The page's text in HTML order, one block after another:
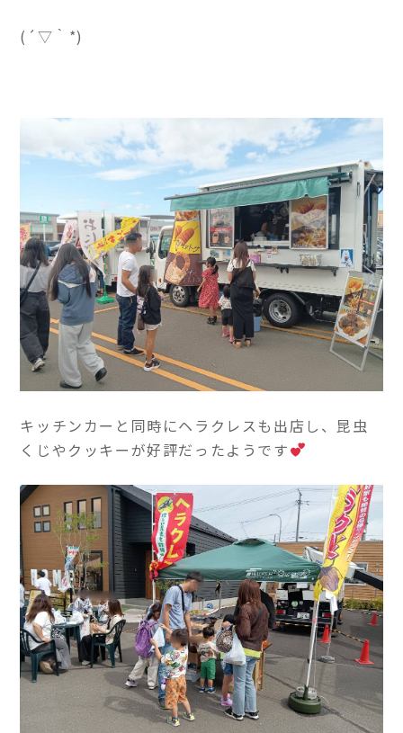
(´▽｀*)
キッチンカーと同時にヘラクレスも出店し、昆虫
くじやクッキーが好評だったようです